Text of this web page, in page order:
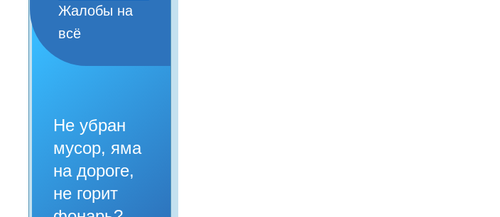
Жалобы на
всё
Не убран
мусор, яма
на дороге,
не горит